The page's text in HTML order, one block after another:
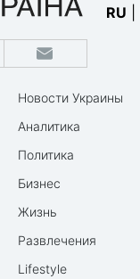
RU
Новости Украины
Аналитика
Политика
Бизнес
Жизнь
Развлечения
Lifestyle